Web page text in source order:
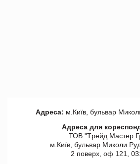
Адреса: м.Київ, бульвар
Адреса для
ТОВ "Tрейд Мастер
м.Київ, бульвар Миколи
2 поверх, оф 121,